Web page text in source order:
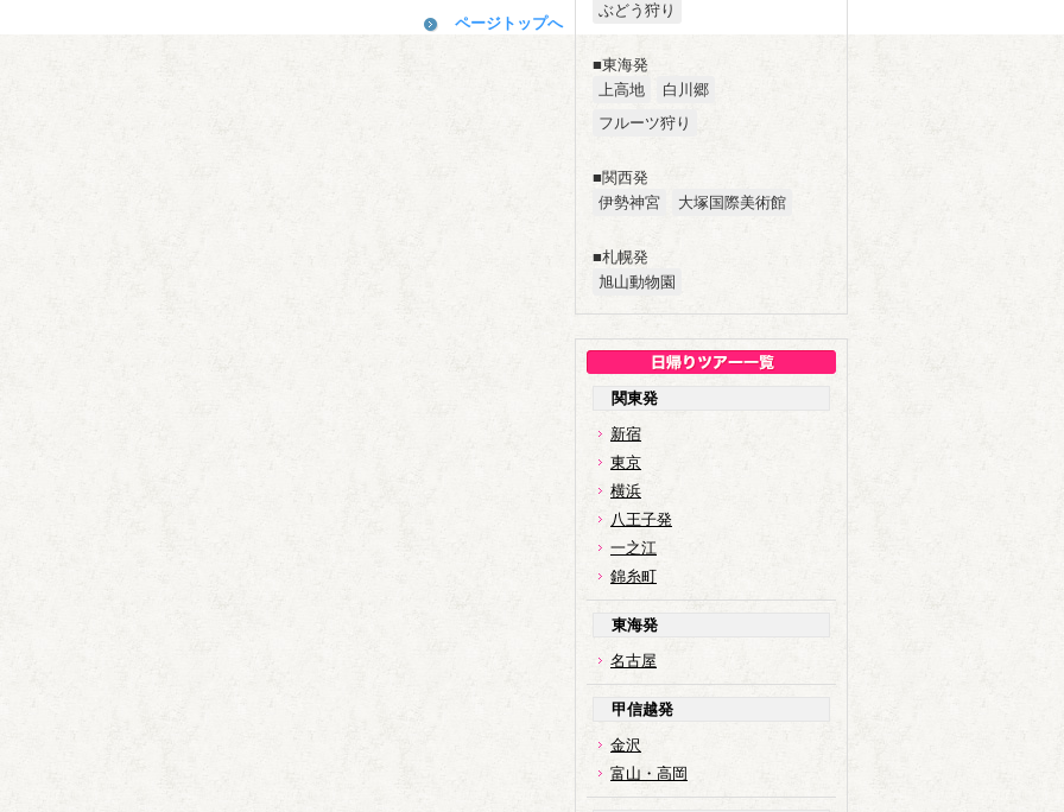
ぶどう狩り
■東海発
上高地
白川郷
フルーツ狩り
■関西発
伊勢神宮
大塚国際美術館
■札幌発
旭山動物園
関東発
新宿
東京
横浜
八王子発
一之江
錦糸町
東海発
名古屋
甲信越発
金沢
富山・高岡
ページトップへ